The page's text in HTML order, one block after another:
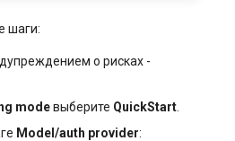
шаги:
о рисках -
modeвыберите QuickStart.
Model/auth provider: